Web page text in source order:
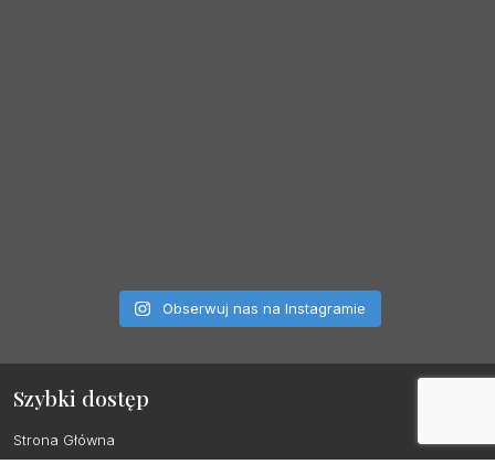
Obserwuj nas na Instagramie
Szybki dostęp
Strona Główna